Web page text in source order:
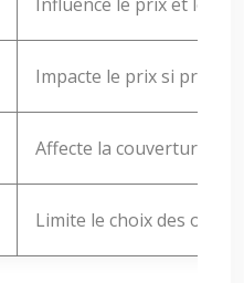
Impacte le prix si
Affecte la couverture et
Limite le choix des